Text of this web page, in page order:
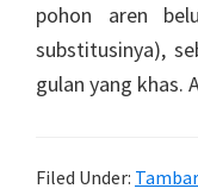
pohon aren
substitusinya),
gulan yang khas.
Filed Under: Tambar